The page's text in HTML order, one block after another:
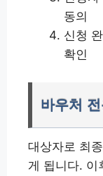
동의
신청
확인
바우처
대상자로 최
게 됩니다. 이